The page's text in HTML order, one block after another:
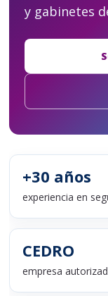
y gabinetes
+30 años
experiencia en
CEDRO
empresa